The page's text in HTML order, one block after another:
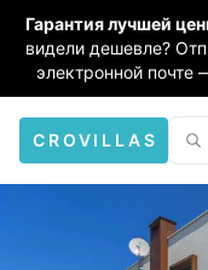
Гарантия лучшей
видели дешевле?
электронной почте
CROVILLAS